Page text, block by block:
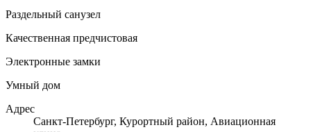
Раздельный санузел
Качественная предчистовая
Электронные замки
Умный дом
Адрес
Санкт-Петербург, Курортный район, Авиационная